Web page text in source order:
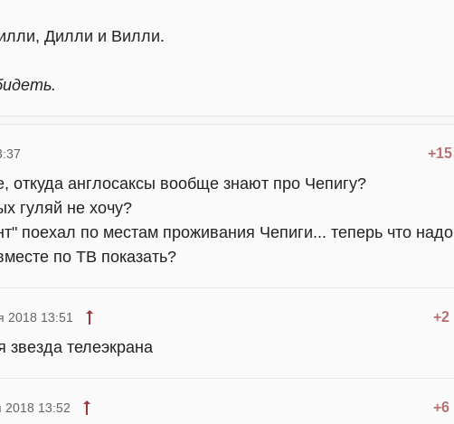
Дилли и Вилли.
+15
откуда англосаксы вообще знают про Чепигу?
гуляй не хочу?
поехал по местам проживания Чепиги... теперь что надо
по ТВ показать?
+2
2018 13:51
телеэкрана
+6
2018 13:52